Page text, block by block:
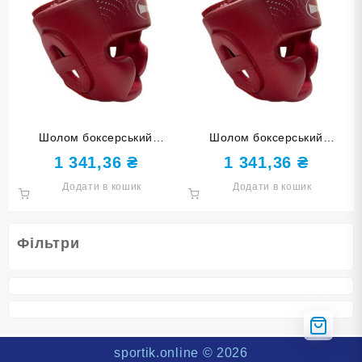
Фільтри
Шолом боксерський
закритий HARD TOUCH PU
червоний L
1 341,36 ₴
Додати в кошик
Шолом боксерський
закритий HARD TOUCH PU
червоний S
1 341,36 ₴
Додати в кошик
sportik.online © 2026